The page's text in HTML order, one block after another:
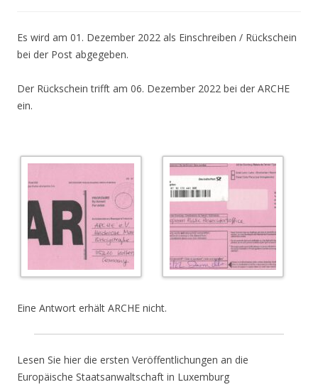
Es wird am 01. Dezember 2022 als Einschreiben / Rückschein
bei der Post abgegeben.
Der Rückschein trifft am 06. Dezember 2022 bei der ARCHE
ein.
Eine Antwort erhält ARCHE nicht.
Lesen Sie hier die ersten Veröffentlichungen an die
Europäische Staatsanwaltschaft in Luxemburg